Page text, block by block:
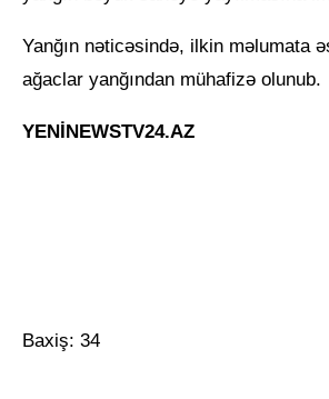
Yanğın nəticəsində, ilkin məlumata
ağaclar yanğından mühafizə olunub.
YENİNEWSTV24.AZ
Baxiş: 34